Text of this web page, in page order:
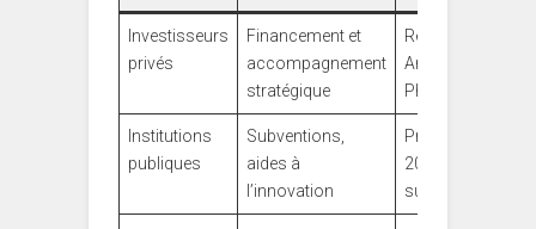
Investisseurs
privés
Financement et
accompagnement
stratégique
Réseau Business
Angels du
PhoenixHub
Institutions
publiques
Subventions,
aides à
l’innovation
Programme
2030 mentionné
sur